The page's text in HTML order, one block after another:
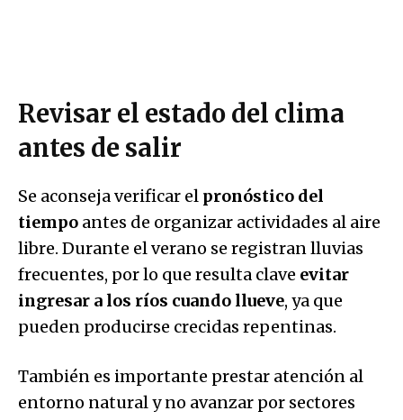
Revisar el estado del clima
antes de salir
Se aconseja verificar el pronóstico del
tiempo antes de organizar actividades al aire
libre. Durante el verano se registran lluvias
frecuentes, por lo que resulta clave evitar
ingresar a los ríos cuando llueve, ya que
pueden producirse crecidas repentinas.
También es importante prestar atención al
entorno natural y no avanzar por sectores